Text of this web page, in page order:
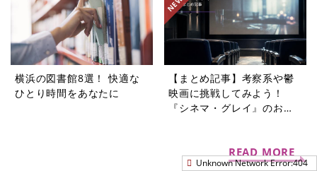
横浜の図書館8選！ 快適な
ひとり時間をあなたに
【まとめ記事】考察系や鬱
映画に挑戦してみよう！
『シネマ・グレイ』のおす
READ MORE